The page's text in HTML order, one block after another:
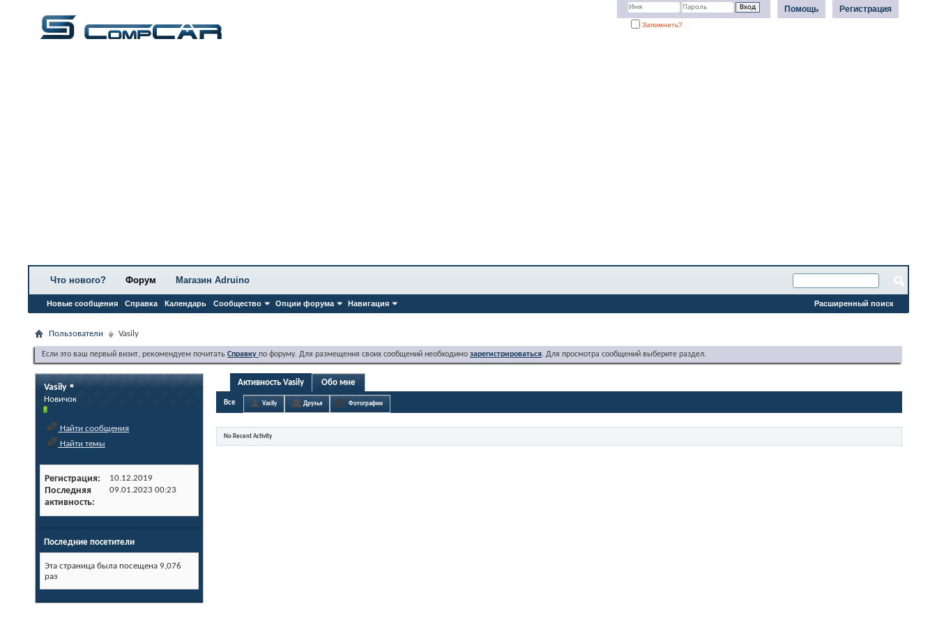
Регистрация
Помощь
Запомнить?
Что нового? Форум
Новые сообщения Справка Календарь Сообщество Опции форума Навигация
Магазин Adruino
Расширенный поиск
Пользователи Vasily
Если это ваш первый визит, рекомендуем почитать Справку по форуму. Для размещения своих сообщений необходимо зарегистрироваться. Для просмотра сообщений выберите раздел.
Vasily
Новичок
Найти сообщения
Найти темы
Регистрация 10.12.2019
Последняя
активность
09.01.2023 00:23
Последние посетители
Эта страница была посещена 9,076
раз
Активность Vasily Обо мне
Все Vasily Друзья Фотографии
No Recent Activity